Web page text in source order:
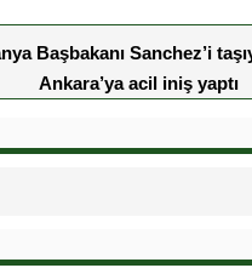
Başbakanı Sanchez’i
Ankara’ya acil iniş yaptı